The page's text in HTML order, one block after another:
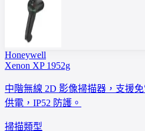
Honeywell
Xenon XP 1952g
中階無線 2D 影像掃描器，支援
供電，IP52 防護。
掃描類型